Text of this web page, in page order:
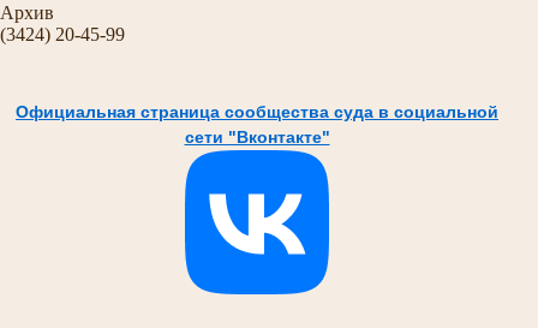
Архив
(3424) 20-45-99
Официальная страница сообщества суда в социальной
сети "Вконтакте"